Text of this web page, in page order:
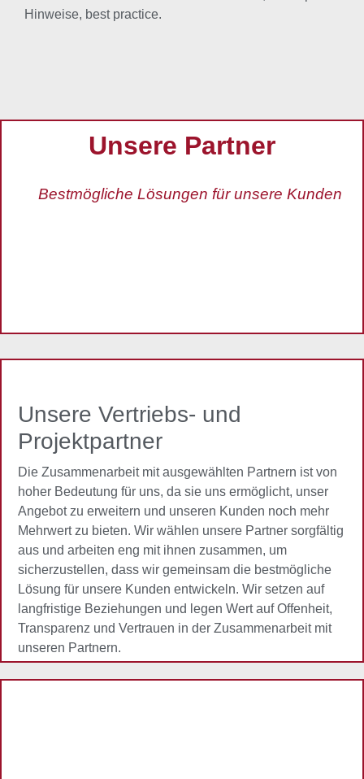
Hinweise, best practice.
Unsere Partner
Bestmögliche Lösungen für unsere Kunden
Unsere Vertriebs- und
Projektpartner
Die Zusammenarbeit mit ausgewählten Partnern ist von
hoher Bedeutung für uns, da sie uns ermöglicht, unser
Angebot zu erweitern und unseren Kunden noch mehr
Mehrwert zu bieten. Wir wählen unsere Partner sorgfältig
aus und arbeiten eng mit ihnen zusammen, um
sicherzustellen, dass wir gemeinsam die bestmögliche
Lösung für unsere Kunden entwickeln. Wir setzen auf
langfristige Beziehungen und legen Wert auf Offenheit,
Transparenz und Vertrauen in der Zusammenarbeit mit
unseren Partnern.